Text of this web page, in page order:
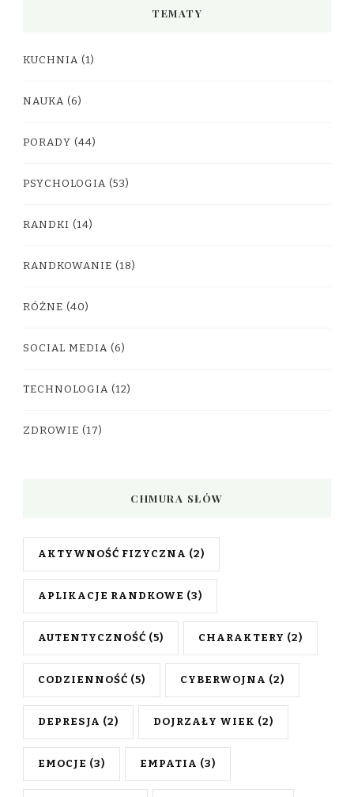
TEMATY
KUCHNIA (1)
NAUKA (6)
PORADY (44)
PSYCHOLOGIA (53)
RANDKI (14)
RANDKOWANIE (18)
RÓŻNE (40)
SOCIAL MEDIA (6)
TECHNOLOGIA (12)
ZDROWIE (17)
CHMURA SŁÓW
AKTYWNOŚĆ FIZYCZNA (2)
APLIKACJE RANDKOWE (3)
AUTENTYCZNOŚĆ (5) CHARAKTERY (2)
CODZIENNOŚĆ (5) CYBERWOJNA (2)
DEPRESJA (2) DOJRZAŁY WIEK (2)
EMOCJE (3) EMPATIA (3)